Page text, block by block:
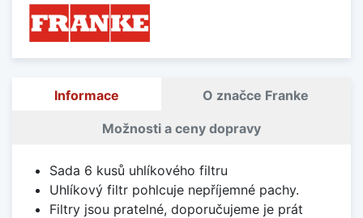
Informace O značce Franke
Možnosti a ceny dopravy
Sada 6 kusů uhlíkového filtru
Uhlíkový filtr pohlcuje nepříjemné pachy.
Filtry jsou pratelné, doporučujeme je prát